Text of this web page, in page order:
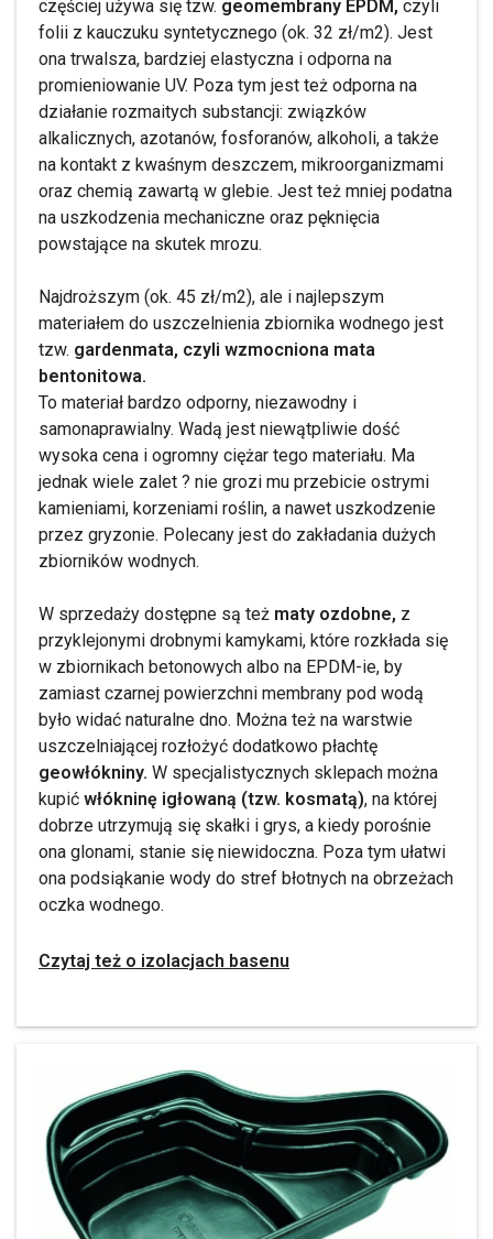
częściej używa się tzw. geomembrany EPDM, czyli
folii z kauczuku syntetycznego (ok. 32 zł/m2). Jest
ona trwalsza, bardziej elastyczna i odporna na
promieniowanie UV. Poza tym jest też odporna na
działanie rozmaitych substancji: związków
alkalicznych, azotanów, fosforanów, alkoholi, a także
na kontakt z kwaśnym deszczem, mikroorganizmami
oraz chemią zawartą w glebie. Jest też mniej podatna
na uszkodzenia mechaniczne oraz pęknięcia
powstające na skutek mrozu.
Najdroższym (ok. 45 zł/m2), ale i najlepszym
materiałem do uszczelnienia zbiornika wodnego jest
tzw. gardenmata, czyli wzmocniona mata
bentonitowa.
To materiał bardzo odporny, niezawodny i
samonaprawialny. Wadą jest niewątpliwie dość
wysoka cena i ogromny ciężar tego materiału. Ma
jednak wiele zalet ? nie grozi mu przebicie ostrymi
kamieniami, korzeniami roślin, a nawet uszkodzenie
przez gryzonie. Polecany jest do zakładania dużych
zbiorników wodnych.
W sprzedaży dostępne są też maty ozdobne, z
przyklejonymi drobnymi kamykami, które rozkłada się
w zbiornikach betonowych albo na EPDM-ie, by
zamiast czarnej powierzchni membrany pod wodą
było widać naturalne dno. Można też na warstwie
uszczelniającej rozłożyć dodatkowo płachtę
geowłókniny. W specjalistycznych sklepach można
kupić włókninę igłowaną (tzw. kosmatą), na której
dobrze utrzymują się skałki i grys, a kiedy porośnie
ona glonami, stanie się niewidoczna. Poza tym ułatwi
ona podsiąkanie wody do stref błotnych na obrzeżach
oczka wodnego.
Czytaj też o izolacjach basenu